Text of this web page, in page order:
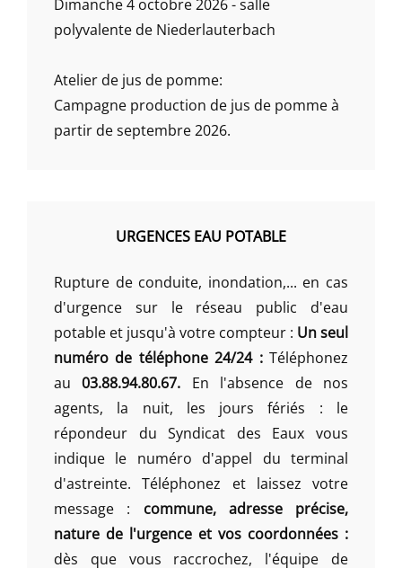
Dimanche 4 octobre 2026 - salle
polyvalente de Niederlauterbach
Atelier de jus de pomme:
Campagne production de jus de pomme à
partir de septembre 2026.
URGENCES EAU POTABLE
Rupture de conduite, inondation,... en cas
d'urgence sur le réseau public d'eau
potable et jusqu'à votre compteur : Un seul
numéro de téléphone 24/24 :Téléphonez
au03.88.94.80.67. En l'absence de nos
agents, la nuit, les jours fériés : le
répondeur du Syndicat des Eaux vous
indique le numéro d'appel du terminal
d'astreinte. Téléphonez et laissez votre
message : commune, adresse précise,
nature de l'urgence et vos coordonnées :
dès que vous raccrochez, l'équipe de